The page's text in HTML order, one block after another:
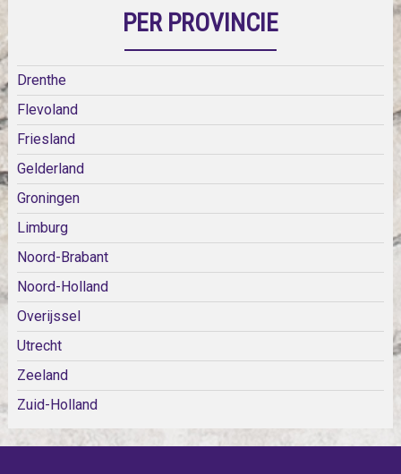
PER PROVINCIE
Drenthe
Flevoland
Friesland
Gelderland
Groningen
Limburg
Noord-Brabant
Noord-Holland
Overijssel
Utrecht
Zeeland
Zuid-Holland